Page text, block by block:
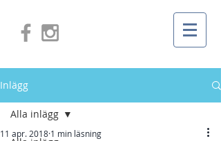
Inlägg
Alla inlägg
11 apr. 2018 1 min läsning